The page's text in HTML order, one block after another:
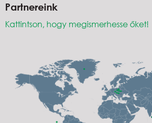
Partnereink
Kattintson, hogy megismerhesse őket!